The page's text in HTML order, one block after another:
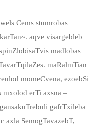
Cems stumrobas
aqve visargebleb
madlobas
maRalmTian
momeCvena, ezoebSi
mxolod erTi axsna –
gafrTxileba
axla SemogTavazebT,